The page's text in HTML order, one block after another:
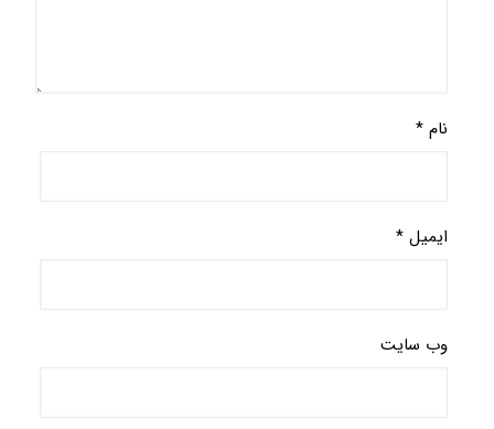
نام*
ایمیل*
وب‌ سایت